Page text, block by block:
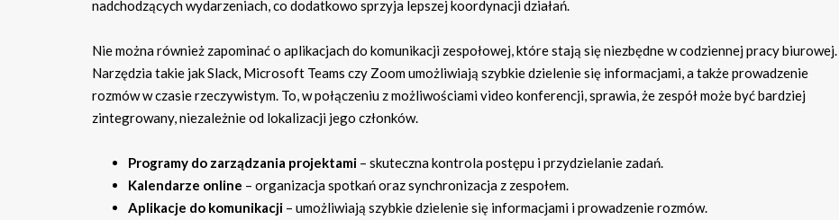
nadchodzących wydarzeniach, co dodatkowo sprzyja lepszej koordynacji działań.
Nie można również zapominać o aplikacjach do komunikacji zespołowej, które stają się niezbędne w codziennej pracy biurowej.
Narzędzia takie jak Slack, Microsoft Teams czy Zoom umożliwiają szybkie dzielenie się informacjami, a także prowadzenie
rozmów w czasie rzeczywistym. To, w połączeniu z możliwościami video konferencji, sprawia, że zespół może być bardziej
zintegrowany, niezależnie od lokalizacji jego członków.
Programy do zarządzania projektami – skuteczna kontrola postępu i przydzielanie zadań.
Kalendarze online – organizacja spotkań oraz synchronizacja z zespołem.
Aplikacje do komunikacji – umożliwiają szybkie dzielenie się informacjami i prowadzenie rozmów.